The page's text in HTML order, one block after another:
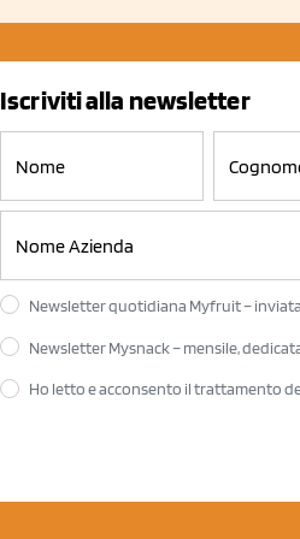
Iscriviti alla newsletter
Newsletter quotidiana Myfruit –
Newsletter Mysnack – mensile,
Ho letto e acconsento il trattamento